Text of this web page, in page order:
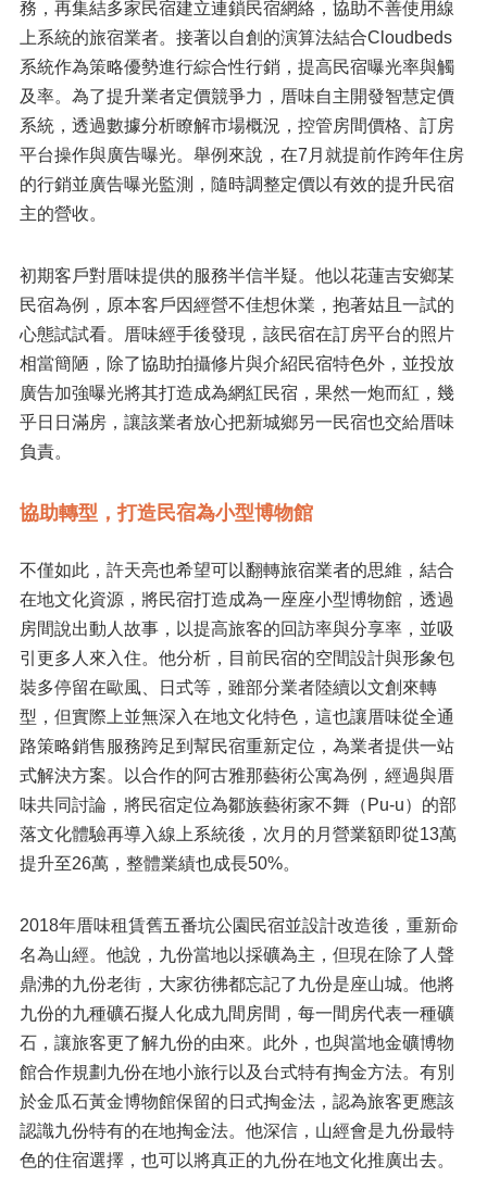
務，再集結多家民宿建立連鎖民宿網絡，協助不善使用線
上系統的旅宿業者。接著以自創的演算法結合Cloudbeds
系統作為策略優勢進行綜合性行銷，提高民宿曝光率與觸
及率。為了提升業者定價競爭力，厝味自主開發智慧定價
系統，透過數據分析瞭解市場概況，控管房間價格、訂房
平台操作與廣告曝光。舉例來說，在7月就提前作跨年住房
的行銷並廣告曝光監測，隨時調整定價以有效的提升民宿
主的營收。
初期客戶對厝味提供的服務半信半疑。他以花蓮吉安鄉某
民宿為例，原本客戶因經營不佳想休業，抱著姑且一試的
心態試試看。厝味經手後發現，該民宿在訂房平台的照片
相當簡陋，除了協助拍攝修片與介紹民宿特色外，並投放
廣告加強曝光將其打造成為網紅民宿，果然一炮而紅，幾
乎日日滿房，讓該業者放心把新城鄉另一民宿也交給厝味
負責。
協助轉型，打造民宿為小型博物館
不僅如此，許天亮也希望可以翻轉旅宿業者的思維，結合
在地文化資源，將民宿打造成為一座座小型博物館，透過
房間說出動人故事，以提高旅客的回訪率與分享率，並吸
引更多人來入住。他分析，目前民宿的空間設計與形象包
裝多停留在歐風、日式等，雖部分業者陸續以文創來轉
型，但實際上並無深入在地文化特色，這也讓厝味從全通
路策略銷售服務跨足到幫民宿重新定位，為業者提供一站
式解決方案。以合作的阿古雅那藝術公寓為例，經過與厝
味共同討論，將民宿定位為鄒族藝術家不舞（Pu-u）的部
落文化體驗再導入線上系統後，次月的月營業額即從13萬
提升至26萬，整體業績也成長50%。
2018年厝味租賃舊五番坑公園民宿並設計改造後，重新命
名為山經。他說，九份當地以採礦為主，但現在除了人聲
鼎沸的九份老街，大家彷彿都忘記了九份是座山城。他將
九份的九種礦石擬人化成九間房間，每一間房代表一種礦
石，讓旅客更了解九份的由來。此外，也與當地金礦博物
館合作規劃九份在地小旅行以及台式特有掏金方法。有別
於金瓜石黃金博物館保留的日式掏金法，認為旅客更應該
認識九份特有的在地掏金法。他深信，山經會是九份最特
色的住宿選擇，也可以將真正的九份在地文化推廣出去。